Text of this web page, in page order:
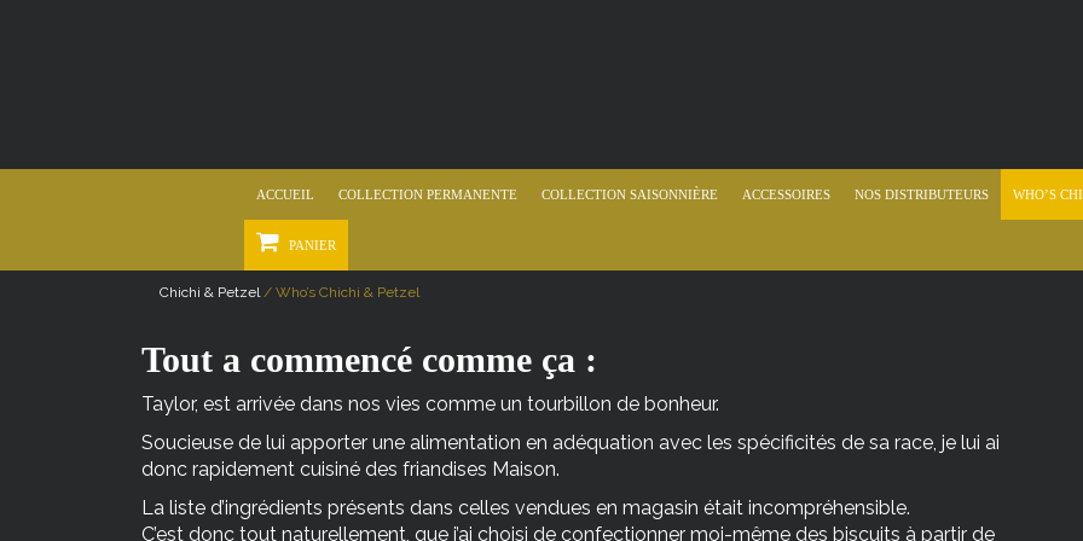
ACCUEIL COLLECTION PERMANENTE COLLECTION SAISONNIÈRE ACCESSOIRES NOS DISTRIBUTEURS WHO’S
PANIER
Chichi & Petzel/ Who’s Chichi & Petzel
Tout a commencé comme ça :
Taylor, est arrivée dans nos vies comme un tourbillon de bonheur.
Soucieuse de lui apporter une alimentation en adéquation avec les spécificités de sa race, je lui ai
donc rapidement cuisiné des friandises Maison.
La liste d’ingrédients présents dans celles vendues en magasin était incompréhensible.
C’est donc tout naturellement, que j’ai choisi de confectionner moi-même des biscuits à partir de